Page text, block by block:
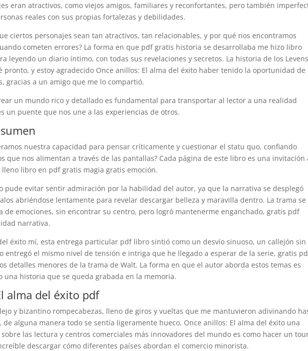
eran atractivos, como viejos amigos, familiares y reconfortantes, pero también
reales con sus propias fortalezas y debilidades.
ciertos personajes sean tan atractivos, tan relacionables, y por qué nos encontramos
cometen errores? La forma en que pdf gratis historia se desarrollaba me hizo libro
leyendo un diario íntimo, con todas sus revelaciones y secretos. La historia de los
pronto, y estoy agradecido Once anillos: El alma del éxito haber tenido la oportunidad de
gracias a un amigo que me lo compartió.
un mundo rico y detallado es fundamental para transportar al lector a una realidad
un puente que nos une a las experiencias de otros.
nuestra capacidad para pensar críticamente y cuestionar el statu quo, confiando
que nos alimentan a través de las pantallas? Cada página de este libro es una invitación
libro en pdf gratis magia gratis emoción.
pude evitar sentir admiración por la habilidad del autor, ya que la narrativa se desplegó
abriéndose lentamente para revelar descargar belleza y maravilla dentro. La trama se
de emociones, sin encontrar su centro, pero logró mantenerme enganchado, gratis pdf
narrativa.
éxito mí, esta entrega particular pdf libro sintió como un desvío sinuoso, un callejón sin
entregó el mismo nivel de tensión e intriga que he llegado a esperar de la serie, gratis
detalles menores de la trama de Walt. La forma en que el autor aborda estos temas es
una historia que se queda grabada en la memoria.
alma del éxito pdf
y bizantino rompecabezas, lleno de giros y vueltas que me mantuvieron adivinando
de alguna manera todo se sentía ligeramente hueco, Once anillos: El alma del éxito una
las lectura y centros comerciales más innovadores del mundo es como hacer un
descargar cómo diferentes países abordan el comercio minorista.